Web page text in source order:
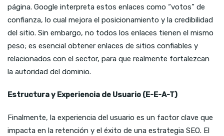
página. Google interpreta estos enlaces como “votos” de
confianza, lo cual mejora el posicionamiento y la credibilidad
del sitio. Sin embargo, no todos los enlaces tienen el mismo
peso; es esencial obtener enlaces de sitios confiables y
relacionados con el sector, para que realmente fortalezcan
la autoridad del dominio.
Estructura y Experiencia de Usuario (E-E-A-T)
Finalmente, la experiencia del usuario es un factor clave que
impacta en la retención y el éxito de una estrategia SEO. El